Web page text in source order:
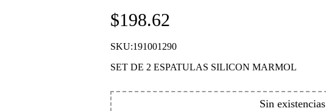
$198.62
SKU:191001290
SET DE 2 ESPATULAS SILICON MARMOL
Sin existencias